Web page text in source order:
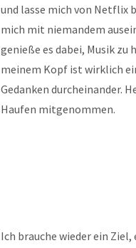
und lasse mich von Netflix
mich mit niemandem
genieße es dabei, Musik
meinem Kopf ist wirklich
Gedanken durcheinander.
Haufen mitgenommen.
Ich brauche wieder ein